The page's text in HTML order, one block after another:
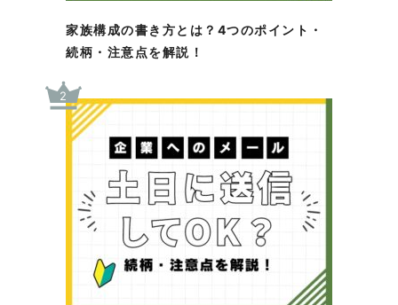
家族構成の書き方とは？4つのポイント・
続柄・注意点を解説！
2